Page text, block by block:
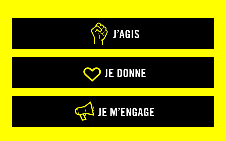
J’AGIS
JE DONNE
JE M’ENGAGE